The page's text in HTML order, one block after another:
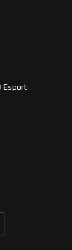
Esport